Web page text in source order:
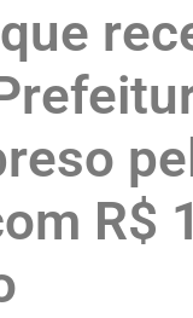
R$